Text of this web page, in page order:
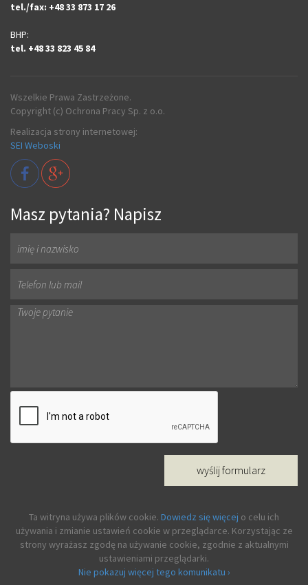
tel./fax: +48 33 873 17 26
BHP:
tel. +48 33 823 45 84
Wszelkie Prawa Zastrzeżone.
Copyright (c) Ochrona Pracy Sp. z o.o.
Realizacja strony internetowej:
SEI Weboski
Masz pytania? Napisz
wyślij formularz
Ta witryna używa plików cookie. Dowiedz się więcej o celu ich
używania i zmianie ustawień cookie w przeglądarce. Korzystając ze
strony wyrażasz zgodę na używanie cookie, zgodnie z aktualnymi
ustawieniami przeglądarki.
Nie pokazuj więcej tego komunikatu ›